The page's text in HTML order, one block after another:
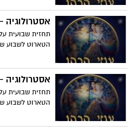
אסטרולוגיה
תחזית שבועית
הטארוט לשבוע שבין 30/08/19 ועד
אסטרולוגיה
תחזית שבועית
הטארוט לשבוע שבין 19/07/19 ועד